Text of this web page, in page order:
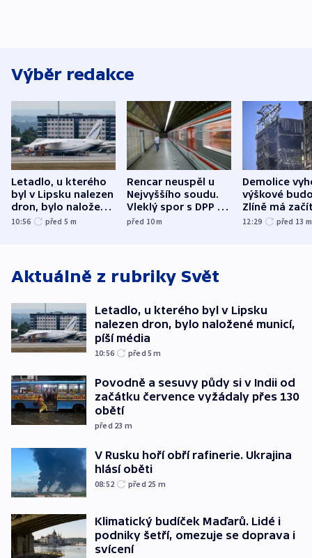
Výběr redakce
Letadlo, u kterého
byl v Lipsku nalezen
dron, bylo naložené
municí, píší média
10:56 před 5 m
Rencar neuspěl u
Nejvyššího soudu.
Vleklý spor s DPP o
reklamní plochu
před 10m
Demolice
výškové
Zlíně má
odpoledne
12:29 před 13 m
Aktuálně z rubriky Svět
Letadlo, u kterého byl v Lipsku
nalezen dron, bylo naložené municí,
píší média
10:56 před 5m
Povodně a sesuvy půdy si v Indii od
začátku července vyžádaly přes 130
obětí
před 23 m
V Rusku hoří obří rafinerie. Ukrajina
hlásí oběti
08:52 před 25 m
Klimatický budíček Maďarů. Lidé i
podniky šetří, omezuje se doprava i
svícení